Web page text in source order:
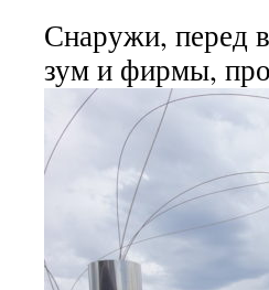
Снаружи, перед
зум и фирмы,